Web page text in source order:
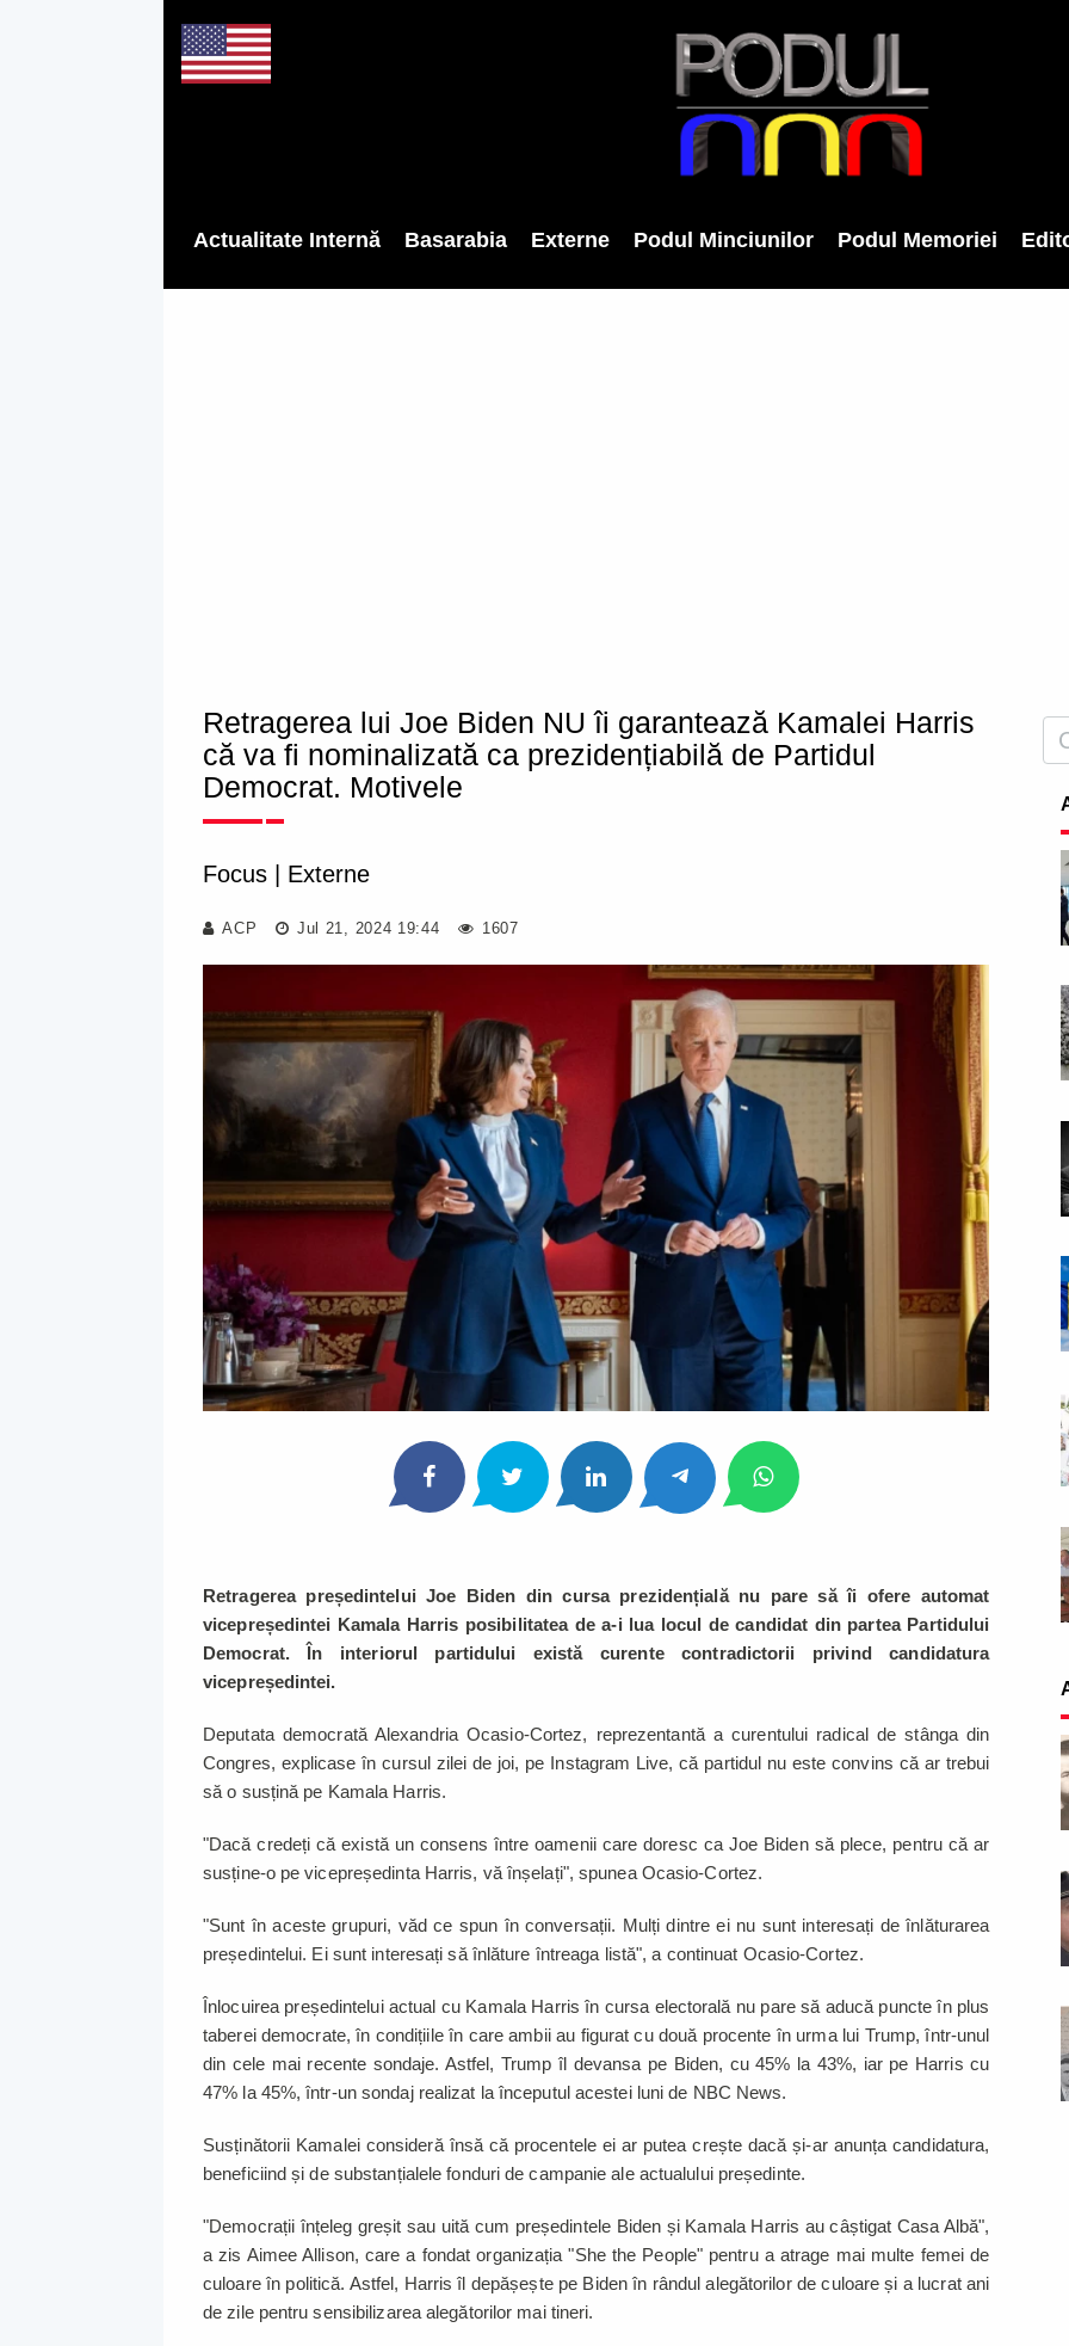
Actualitate Internă Basarabia Externe Podul Minciunilor Podul Memoriei
Retragerea lui Joe Biden NU îi garantează Kamalei Harris
că va fi nominalizată ca prezidențiabilă de Partidul
Democrat. Motivele
Focus Externe
ACP Jul 21, 2024 19:44 1607
Retragerea președintelui Joe Biden din cursa prezidențială nu pare să îi ofere automat
vicepreședintei Kamala Harris posibilitatea de a-i lua locul de candidat din partea Partidului
Democrat. În interiorul partidului există curente contradictorii privind candidatura
vicepreședintei.
Deputata democrată Alexandria Ocasio-Cortez, reprezentantă a curentului radical de stânga din
Congres, explicase în cursul zilei de joi, pe Instagram Live, că partidul nu este convins că ar trebui
să o susțină pe Kamala Harris.
"Dacă credeți că există un consens între oamenii care doresc ca Joe Biden să plece, pentru că ar
susține-o pe vicepreședinta Harris, vă înșelați", spunea Ocasio-Cortez.
"Sunt în aceste grupuri, văd ce spun în conversații. Mulți dintre ei nu sunt interesați de înlăturarea
președintelui. Ei sunt interesați să înlăture întreaga listă", a continuat Ocasio-Cortez.
Înlocuirea președintelui actual cu Kamala Harris în cursa electorală nu pare să aducă puncte în plus
taberei democrate, în condițiile în care ambii au figurat cu două procente în urma lui Trump, într-unul
din cele mai recente sondaje. Astfel, Trump îl devansa pe Biden, cu 45% la 43%, iar pe Harris cu
47% la 45%, într-un sondaj realizat la începutul acestei luni de NBC News.
Susținătorii Kamalei consideră însă că procentele ei ar putea crește dacă și-ar anunța candidatura,
beneficiind și de substanțialele fonduri de campanie ale actualului președinte.
"Democrații înțeleg greșit sau uită cum președintele Biden și Kamala Harris au câștigat Casa Albă",
a zis Aimee Allison, care a fondat organizația "She the People" pentru a atrage mai multe femei de
culoare în politică. Astfel, Harris îl depășește pe Biden în rândul alegătorilor de culoare și a lucrat ani
de zile pentru sensibilizarea alegătorilor mai tineri.